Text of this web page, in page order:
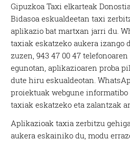
Gipuzkoa Taxi elkarteak
Bidasoa eskualdeetan taxi
aplikazio bat martxan jarri du.
taxiak eskatzeko aukera izango
zuzen, 943 47 00 47 telefonoaren
egunotan, aplikazioaren proba
dute hiru eskualdeotan.
proiektuak webgune informatibo
taxiak eskatzeko eta zalantzak
Aplikazioak taxia zerbitzu
aukera eskainiko du, modu